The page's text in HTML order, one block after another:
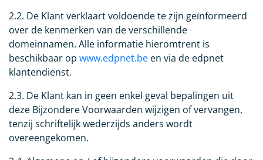
2.2. De Klant verklaart voldoende te zijn geïnformeerd
over de kenmerken van de verschillende
domeinnamen. Alle informatie hieromtrent is
beschikbaar op www.edpnet.be en via de edpnet
klantendienst.
2.3. De Klant kan in geen enkel geval bepalingen uit
deze Bijzondere Voorwaarden wijzigen of vervangen,
tenzij schriftelijk wederzijds anders wordt
overeengekomen.